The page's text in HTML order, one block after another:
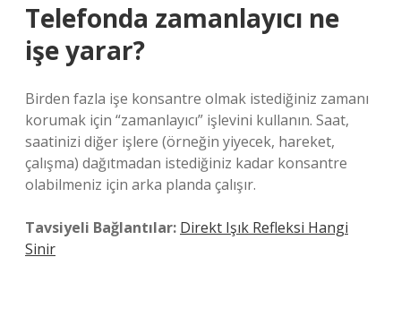
Telefonda zamanlayıcı ne
işe yarar?
Birden fazla işe konsantre olmak istediğiniz zamanı
korumak için “zamanlayıcı” işlevini kullanın. Saat,
saatinizi diğer işlere (örneğin yiyecek, hareket,
çalışma) dağıtmadan istediğiniz kadar konsantre
olabilmeniz için arka planda çalışır.
Tavsiyeli Bağlantılar: Direkt Işık Refleksi Hangi
Sinir